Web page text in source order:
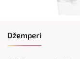
Džemperi